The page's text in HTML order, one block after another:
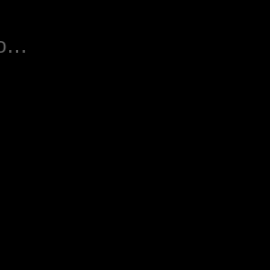
挪威森林、Yooin - 너는, 꽃 (Feat. Yooin (유인))